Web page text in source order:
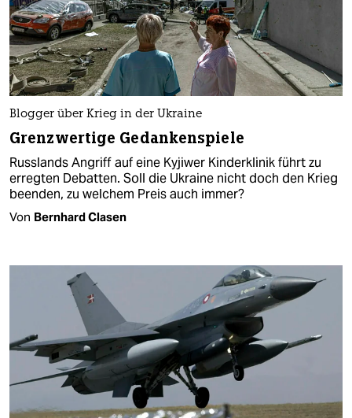
Blogger über Krieg in der Ukraine
Grenzwertige Gedankenspiele
Russlands Angriff auf eine Kyjiwer Kinderklinik führt zu
erregten Debatten. Soll die Ukraine nicht doch den Krieg
beenden, zu welchem Preis auch immer?
Von Bernhard Clasen